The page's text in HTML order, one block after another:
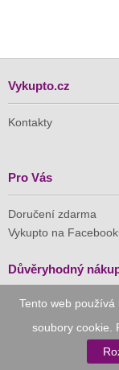
Tento web
soubory cookie.
Vykupto.cz
Kontakty
Pro Vás
Doručení zdarma
Vykupto na
Důvěryhodný
Naše